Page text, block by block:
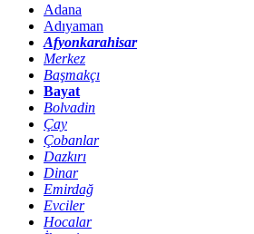
Adana
Adıyaman
Afyonkarahisar
Merkez
Başmakçı
Bayat
Bolvadin
Çay
Çobanlar
Dazkırı
Dinar
Emirdağ
Evciler
Hocalar